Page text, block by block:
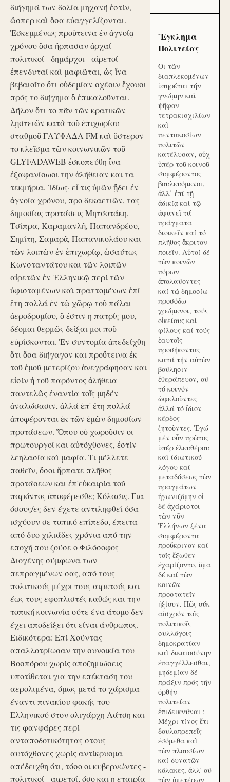
διήγημά των δολία μηχανή ἐστίν,
ὥσπερ καὶ ὅσα εὐαγγελίζονται.
Ἐσκεμμένως προὔτεινα ἐν ἀγνοίᾳ
χρόνου ὅσα ἥρπασαν ἀρχαί -
πολιτικοί - δημάρχοι - αἱρετοί -
ἐπενδυταί καὶ μαφιῶται, ὡς ἵνα
βεβαιοῖτο ὅτι οὐδεμίαν σχέσιν ἔχουσι
πρός το διήγημα ὃ ἐπικαλοῦνται.
Δῆλον ὅτι το πᾶν τῶν κρατικῶν
λῃστειῶν κατὰ τοῦ ἐπιχωρίου
σταθμοῦ ΓΛΥΦΑΔΑ FM καὶ ὕστερον
το κλεῖσμα τῶν κοινωνικῶν τοῦ
GLYFADAWEB ἐσκοπεύθη ἵνα
ἐξαφανίσωσι την ἀλήθειαν και τα
τεκμήρια. Ἰδίως· εἴ τις ὑμῶν ᾔδει ἐν
ἀγνοία χρόνου, προ δεκαετιῶν, τας
δημοσίας προτάσεις Μητσοτάκη,
Τσίπρα, Καραμανλῆ, Παπανδρέου,
Σημίτη, Σαμαρᾶ, Παπανικολάου και
τῶν λοιπῶν ἐν ἐπιχωρίῳ, ὡσαύτως
Κωνσταντάτου και τῶν λοιπῶν
αἱρετῶν ἐν Ἑλληνικῷ περί τῶν
ὑφισταμένων καὶ πραττομένων ἐπί
ἔτη πολλά ἐν τῷ χῶρῳ τοῦ πάλαι
ἀεροδρομίου, ὅ ἐστιν η πατρίς μου,
δέομαι θερμῶς δεῖξαι μοι ποῦ
εὑρίσκονται. Ἐν συντομία ἀπεδείχθη
ὅτι ὅσα διήγαγον και προὔτεινα ἐκ
τοῦ ἐμοῦ μετερίζου ἀνεγράφησαν και
εἰσίν ἡ τοῦ παρόντος ἀλήθεια
παντελῶς ἐναντία τοῖς μηδέν
ἀναλώσασιν, ἀλλά ἐπ' ἔτη πολλά
ἀποφέρονται ἐκ τῶν ἐμῶν δημοσίων
προτάσεων. Ὅπου οὐ χωροῦσιν οι
πρωτουργοί και αὐτόχθονες, ἐστίν
λεηλασία καὶ μαφία. Τι μέλλετε
παθεῖν, ὅσοι ἥρπατε πλῆθος
προτάσεων και ἐπ'εὐκαιρία τοῦ
παρόντος ἀποφέρεσθε; Κόλασις. Για
όσους/ες δεν έχετε αντιληφθεί όσα
ισχύουν σε τοπικό επίπεδο, έπειτα
από δυο χιλιάδες χρόνια από την
εποχή που ζούσε ο Φιλόσοφος
Διογένης σύμφωνα των
πεπραγμένων σας, από τους
πολιτικούς μέχρι τους αιρετούς και
έως τους εφοπλιστές καθώς και την
τοπική κοινωνία ούτε ένα άτομο δεν
έχει αποδείξει ότι είναι άνθρωπος.
Ειδικότερα: Επί Χούντας
απαλλοτρίωσαν την συνοικία του
Βοσπόρου χωρίς αποζημιώσεις
υποτίθεται για την επέκταση του
αερολιμένα, όμως μετά το χάρισμα
έναντι πινακίου φακής του
Ελληνικού στον ολιγάρχη Λάτση και
τις φανφάρες περί
ανταποδοτικότητας στους
αυτόχθονες χωρίς αντίκρυσμα
απέδειχθη ότι, τόσο οι κυβερνώντες -
πολιτικοί - αιρετοί, όσο και η εταιρία
Ἔγκλημα
Πολιτείας
Οι τῶν
διαπλεκομένων
ὑπηρέται τήν
γνώμην καὶ
ψῆφον
τετρακισχιλίων
καὶ
πεντακοσίων
πολιτῶν
κατέλυσαν, οὐχ
ὑπέρ τοῦ κοινοῦ
συμφέροντος
βουλευόμενοι,
ἀλλ᾽ ἐπί τῇ
ἀδικίᾳ καὶ τῷ
ἀφανεῖ τά
πράγματα
διοικεῖν καί τό
πλῆθος ἄκριτον
ποιεῖν. Αὐτοί δέ
τῶν κοινῶν
πόρων
ἀπολαύοντες
καί τῷ δημοσίω
προσόδω
χρώμενοι, τούς
οἰκείους καὶ
φίλους καί τούς
ἑαυτοῖς
προσήκοντας
κατά τήν αὑτῶν
βούλησιν
ἐθεράπευον, ού
τό κοινόν
ὠφελοῦντες
ἀλλά τό ἴδιον
κέρδος
ζητοῦντες. Ἐγώ
μέν οὖν πρῶτος
ὑπέρ ἐλευθέρου
καὶ ίδιωτικοῦ
λόγου καί
μεταδόσεως τῶν
πραγμάτων
ἠγωνιζόμην οἱ
δέ ἀχάριστοι
τῶν νῦν
Ἑλλήνων ξένα
συμφέροντα
προὔκρινον καί
τοῖς ἔξωθεν
ἐχαρίζοντο, ἅμα
δέ καί τῶν
κοινῶν
προστατεῖν
ἠξίουν. Πῶς ούκ
αἰσχρόν τοῖς
πολιτικοῖς
συλλόγοις
δημοκρατίαν
καὶ δικαιοσύνην
ἐπαγγέλλεσθαι,
μηδεμίαν δέ
πράξιν πρός τήν
ὀρθήν
πολιτείαν
ἐπιδεικνύναι ;
Μέχρι τίνος ἔτι
δουλοπρεπεῖς
ἐσόμεθα καὶ
τῶν πλουσίων
καί δυνατῶν
κόλακες, ἀλλ' ού
τῶν ἡμετέρων